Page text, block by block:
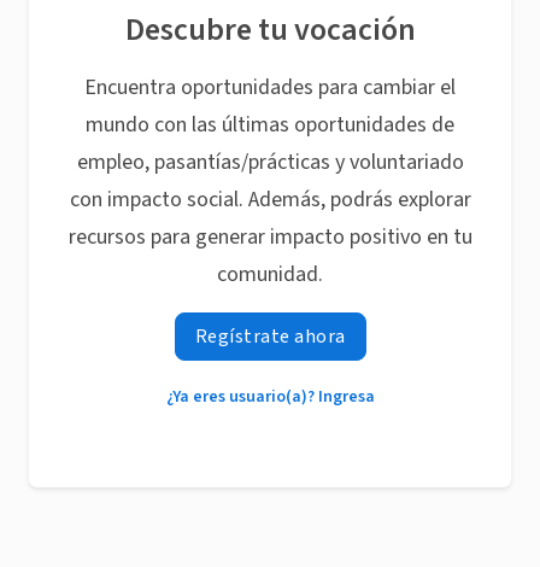
Descubre tu vocación
Encuentra oportunidades para cambiar el
mundo con las últimas oportunidades de
empleo, pasantías/prácticas y voluntariado
con impacto social. Además, podrás explorar
recursos para generar impacto positivo en tu
comunidad.
Regístrate ahora
¿Ya eres usuario(a)? Ingresa